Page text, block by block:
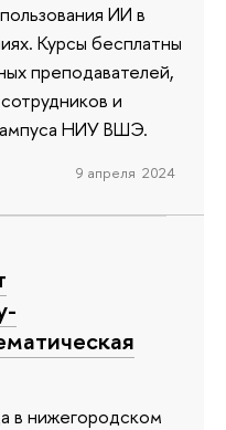
ИИ в
Курсы бесплатны
преподавателей,
и
НИУ ВШЭ.
9 апреля 2024
в нижегородском